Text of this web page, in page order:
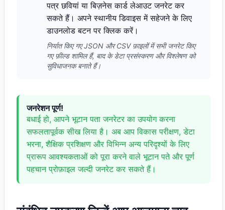
पत्र छवियां या बिज़नेस कार्ड लेआउट जनरेट कर
सकते हैं। अपने स्थानीय डिवाइस में सहेजने के लिए
डाउनलोड बटन पर क्लिक करें।
निर्यात किए गए JSON और CSV फ़ाइलों में सभी जनरेट किए
गए फ़ील्ड शामिल हैं, बाद के डेटा प्रसंस्करण और विश्लेषण को
सुविधाजनक बनाते हैं।
जनरेशन पूर्ण!
बधाई हो, आपने भूटान पता जनरेटर का उपयोग करना
सफलतापूर्वक सीख लिया है। अब आप विकास परीक्षण, डेटा
भरना, शैक्षिक प्रशिक्षण और विभिन्न अन्य परिदृश्यों के लिए
प्रारूप आवश्यकताओं को पूरा करने वाले भूटान पते और पूर्ण
पहचान प्रोफ़ाइल जल्दी जनरेट कर सकते हैं।